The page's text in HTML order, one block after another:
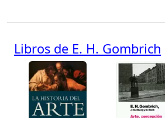
Libros de E. H. Gombrich